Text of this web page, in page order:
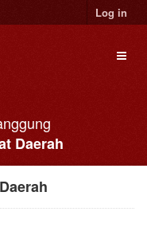
Log in
Daerah